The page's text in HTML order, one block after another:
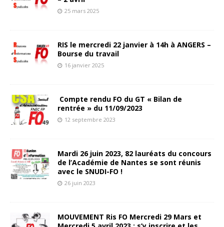
25 mars 2025
RIS le mercredi 22 janvier à 14h à ANGERS –
Bourse du travail
16 janvier 2025
Compte rendu FO du GT « Bilan de
rentrée » du 11/09/2023
12 septembre 2023
Mardi 26 juin 2023, 82 lauréats du concours
de l’Académie de Nantes se sont réunis
avec le SNUDI-FO !
26 juin 2023
MOUVEMENT Ris FO Mercredi 29 Mars et